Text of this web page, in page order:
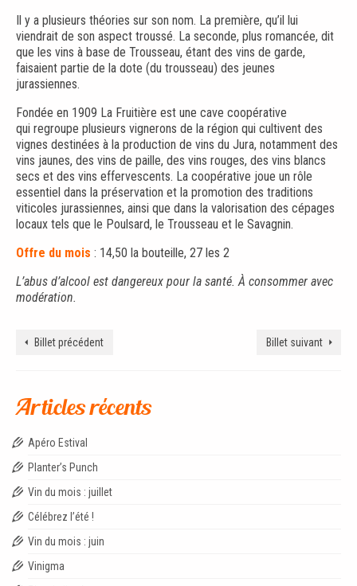
Il y a plusieurs théories sur son nom. La première, qu’il lui
viendrait de son aspect troussé. La seconde, plus romancée, dit
que les vins à base de Trousseau, étant des vins de garde,
faisaient partie de la dote (du trousseau) des jeunes
jurassiennes.
Fondée en 1909 La Fruitière est une cave coopérative
qui regroupe plusieurs vignerons de la région qui cultivent des
vignes destinées à la production de vins du Jura, notamment des
vins jaunes, des vins de paille, des vins rouges, des vins blancs
secs et des vins effervescents. La coopérative joue un rôle
essentiel dans la préservation et la promotion des traditions
viticoles jurassiennes, ainsi que dans la valorisation des cépages
locaux tels que le Poulsard, le Trousseau et le Savagnin.
Offre du mois : 14,50 la bouteille, 27 les 2
L’abus d’alcool est dangereux pour la santé. À consommer avec
modération.
Billet précédent Billet suivant
Articles récents
Apéro Estival
Planter’s Punch
Vin du mois : juillet
Célébrez l’été !
Vin du mois : juin
Vinigma